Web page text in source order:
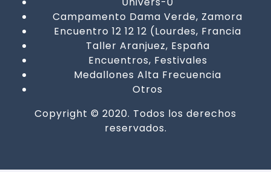
Campamento Dama Verde, Zamora
Encuentro 12 12 12 (Lourdes, Francia
Taller Aranjuez, España
Encuentros, Festivales
Medallones Alta Frecuencia
Otros
Copyright © 2020. Todos los derechos
reservados.